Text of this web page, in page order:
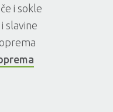
i sokle
slavine